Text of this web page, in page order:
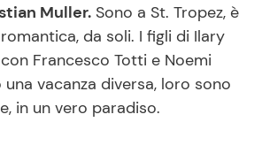
Primi Piatti
Ricette Facili e Veloci
Muller. Sono a St. Tropez, è
da soli. I figli di Ilary
Francesco Totti e Noemi
vacanza diversa, loro sono
in un vero paradiso.